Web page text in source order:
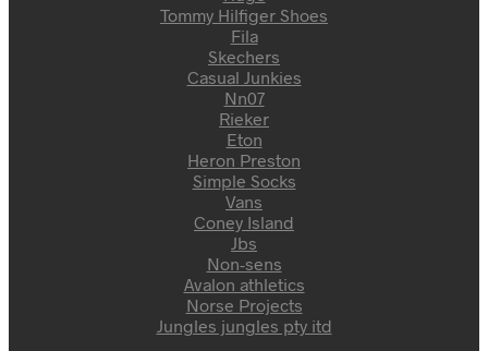
Tommy Hilfiger Shoes
Fila
Skechers
Casual Junkies
Nn07
Rieker
Eton
Heron Preston
Simple Socks
Vans
Coney Island
Jbs
Non-sens
Avalon athletics
Norse Projects
Jungles jungles pty itd